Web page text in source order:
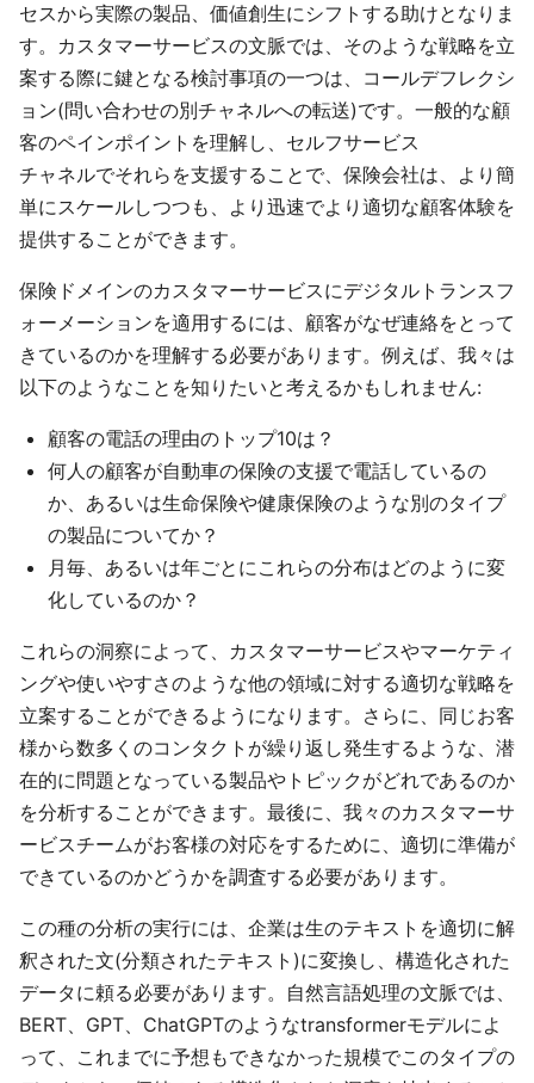
セスから実際の製品、価値創生にシフトする助けとなりま
す。カスタマーサービスの文脈では、そのような戦略を立
案する際に鍵となる検討事項の一つは、コールデフレクシ
ョン(問い合わせの別チャネルへの転送)です。一般的な顧
客のペインポイントを理解し、セルフサービス
チャネルでそれらを支援することで、保険会社は、より簡
単にスケールしつつも、より迅速でより適切な顧客体験を
提供することができます。
保険ドメインのカスタマーサービスにデジタルトランスフ
ォーメーションを適用するには、顧客がなぜ連絡をとって
きているのかを理解する必要があります。例えば、我々は
以下のようなことを知りたいと考えるかもしれません:
顧客の電話の理由のトップ10は？
何人の顧客が自動車の保険の支援で電話しているの
か、あるいは生命保険や健康保険のような別のタイプ
の製品についてか？
月毎、あるいは年ごとにこれらの分布はどのように変
化しているのか？
これらの洞察によって、カスタマーサービスやマーケティ
ングや使いやすさのような他の領域に対する適切な戦略を
立案することができるようになります。さらに、同じお客
様から数多くのコンタクトが繰り返し発生するような、潜
在的に問題となっている製品やトピックがどれであるのか
を分析することができます。最後に、我々のカスタマーサ
ービスチームがお客様の対応をするために、適切に準備が
できているのかどうかを調査する必要があります。
この種の分析の実行には、企業は生のテキストを適切に解
釈された文(分類されたテキスト)に変換し、構造化された
データに頼る必要があります。自然言語処理の文脈では、
BERT、GPT、ChatGPTのようなtransformerモデルによ
って、これまでに予想もできなかった規模でこのタイプの